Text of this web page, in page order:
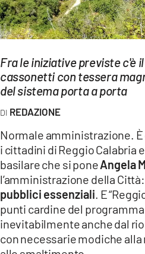
Streaming
LAC NETWORK
LAC ONAIR
Network
LACPLAY.IT
LACTV.IT
LACONAIR.IT
LACITYMAG.IT
Fra le iniziative previste c'è
cassonetti con tessera
del sistema porta a porta
REDAZIONE
Normale amministrazione.
i cittadini di Reggio Calabria
basilare che si poneAngela
l’amministrazione della
pubblici essenziali. E
punti cardine del
inevitabilmente anche dal
con necessarie modiche